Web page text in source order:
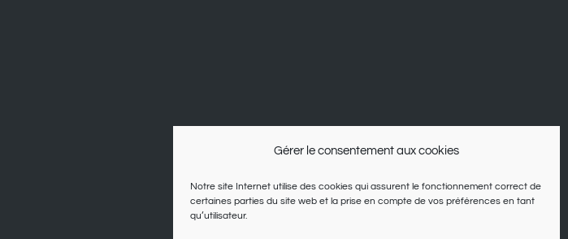
Gérer le consentement aux cookies
Notre site Internet utilise des cookies qui assurent le fonctionnement correct de
certaines parties du site web et la prise en compte de vos préférences en tant
qu’utilisateur.